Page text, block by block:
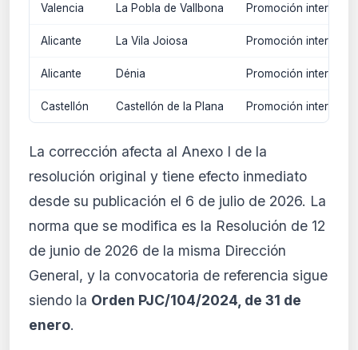
Valencia La Pobla de Vallbona Promoción interna
Alicante La Vila Joiosa Promoción interna
Alicante Dénia Promoción interna
Castellón Castellón de la Plana Promoción interna
La corrección afecta al Anexo I de la
resolución original y tiene efecto inmediato
desde su publicación el 6 de julio de 2026. La
norma que se modifica es la Resolución de 12
de junio de 2026 de la misma Dirección
General, y la convocatoria de referencia sigue
siendo la Orden PJC/104/2024, de 31 de
enero.